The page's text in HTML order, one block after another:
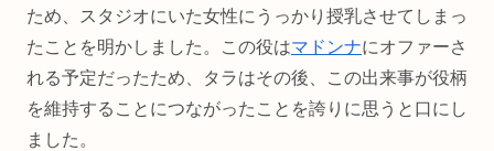
ため、スタジオにいた女性にうっかり授乳させてしまっ
たことを明かしました。この役はマドンナにオファーさ
れる予定だったため、タラはその後、この出来事が役柄
を維持することにつながったことを誇りに思うと口にし
ました。